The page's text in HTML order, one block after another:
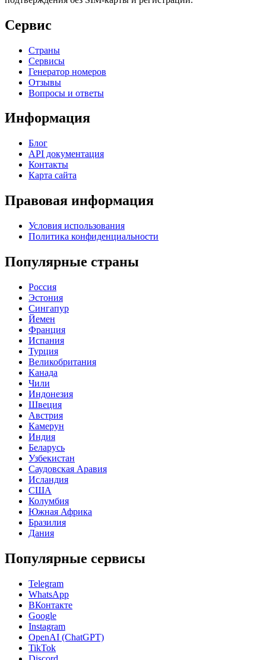
Сервис
Страны
Сервисы
Генератор номеров
Отзывы
Вопросы и ответы
Информация
Блог
API документация
Контакты
Карта сайта
Правовая информация
Условия использования
Политика конфиденциальности
Популярные страны
Россия
Эстония
Сингапур
Йемен
Франция
Испания
Турция
Великобритания
Канада
Чили
Индонезия
Швеция
Австрия
Камерун
Индия
Беларусь
Узбекистан
Саудовская Аравия
Исландия
США
Колумбия
Южная Африка
Бразилия
Дания
Популярные сервисы
Telegram
WhatsApp
ВКонтакте
Google
Instagram
OpenAI (ChatGPT)
TikTok